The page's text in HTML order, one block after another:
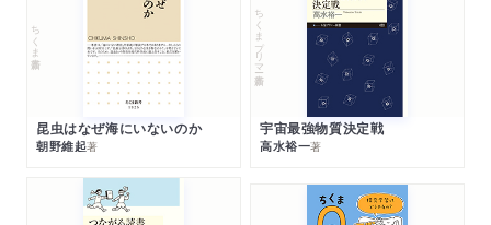
ちくま新書
昆虫はなぜ海にいないのか
朝野維起著
ちくまプリマー新書
宇宙最強物質決定戦
高水裕一著